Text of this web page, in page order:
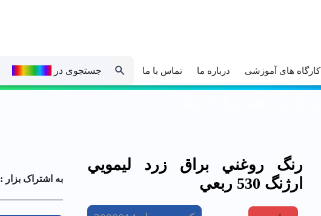
کارگاه های آموزشی درباره ما تماس با ما جستجوی در
رنگ روغني براق زرد ليمويي
ارژنگ 530 ربعي
به اشتراک بزار :